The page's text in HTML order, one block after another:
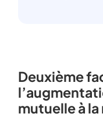
Deuxième
mutuelle à